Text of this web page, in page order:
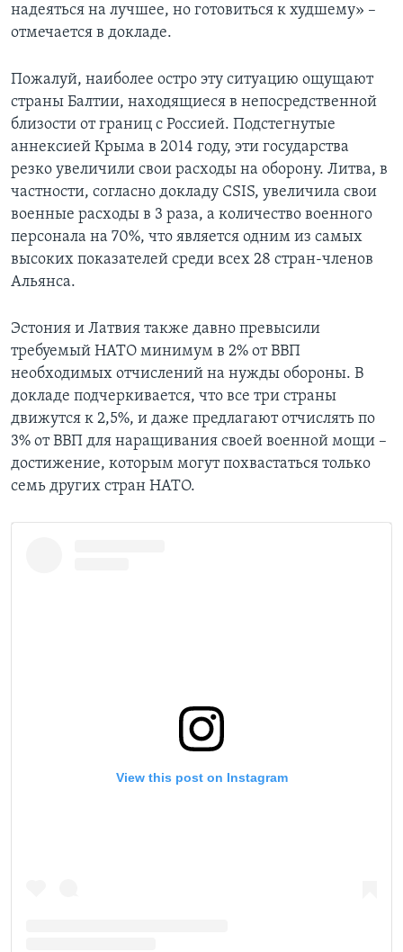
надеяться на лучшее, но готовиться к худшему» –
отмечается в докладе.
Пожалуй, наиболее остро эту ситуацию ощущают
страны Балтии, находящиеся в непосредственной
близости от границ с Россией. Подстегнутые
аннексией Крыма в 2014 году, эти государства
резко увеличили свои расходы на оборону. Литва, в
частности, согласно докладу CSIS, увеличила свои
военные расходы в 3 раза, а количество военного
персонала на 70%, что является одним из самых
высоких показателей среди всех 28 стран-членов
Альянса.
Эстония и Латвия также давно превысили
требуемый НАТО минимум в 2% от ВВП
необходимых отчислений на нужды обороны. В
докладе подчеркивается, что все три страны
движутся к 2,5%, и даже предлагают отчислять по
3% от ВВП для наращивания своей военной мощи –
достижение, которым могут похвастаться только
семь других стран НАТО.